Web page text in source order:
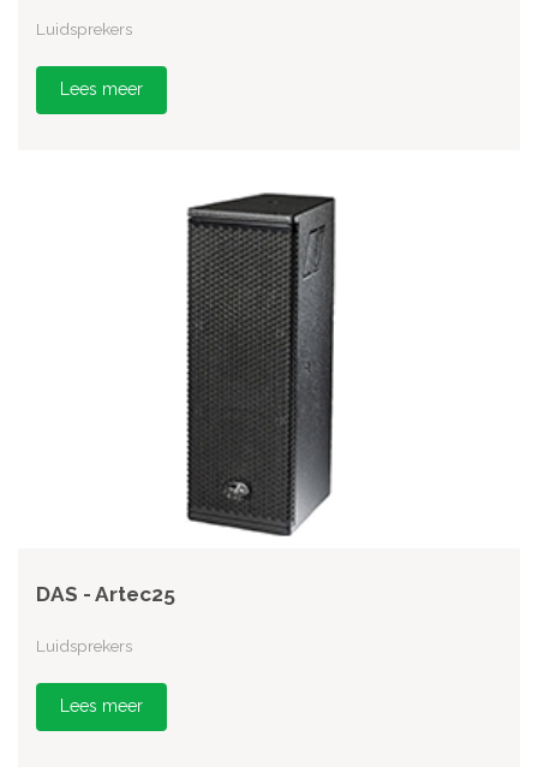
Luidsprekers
Lees meer
DAS - Artec25
Luidsprekers
Lees meer